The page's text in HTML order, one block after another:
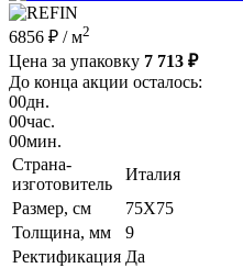
6856 ₽ / м2
Цена за упаковку 7 713 ₽
До конца акции осталось:
00дн.
00час.
00мин.
Страна-
изготовитель
Италия
Размер, см
75X75
Толщина, мм
9
Ректификация Да